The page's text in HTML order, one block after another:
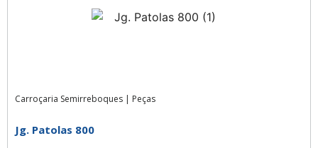
Carroçaria Semirreboques | Peças
Jg. Patolas 800